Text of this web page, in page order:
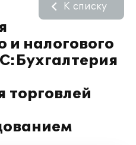
и налогового
К списку